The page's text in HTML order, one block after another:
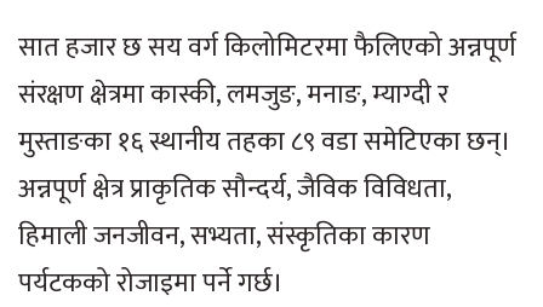
सात हजार छ सय वर्ग किलोमिटरमा फैलिएको अन्नपूर्ण
संरक्षण क्षेत्रमा कास्की, लमजुङ, मनाङ, म्याग्दी र
मुस्ताङका १६ स्थानीय तहका ८९ वडा समेटिएका छन्।
अन्नपूर्ण क्षेत्र प्राकृतिक सौन्दर्य, जैविक विविधता,
हिमाली जनजीवन, सभ्यता, संस्कृतिका कारण
पर्यटकको रोजाइमा पर्ने गर्छ।